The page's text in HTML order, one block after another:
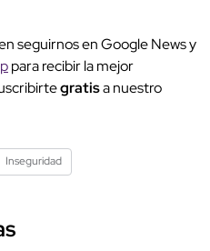
seguirnos en Google News y
para recibir la mejor
gratisa nuestro
Inseguridad